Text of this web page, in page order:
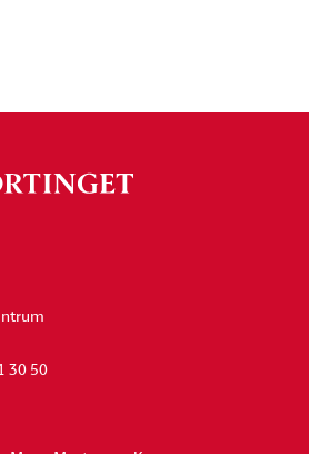
30 50